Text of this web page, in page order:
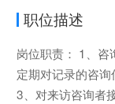
职位描述
岗位职责： 1、咨
定期对记录的咨
3、对来访咨询者